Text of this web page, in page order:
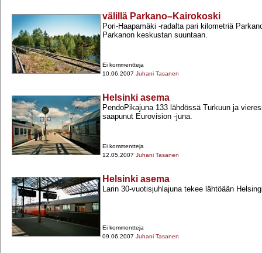
välillä Parkano–Kairokoski
Pori-​Haapamäki -​radalta pari kilometriä
Parkanon keskustan suuntaan.
Ei kommentteja
10.06.2007 Juhani Tasanen
Helsinki asema
PendoPikajuna 133 lähdössä Turkuun ja
saapunut Eurovision -​juna.
Ei kommentteja
12.05.2007 Juhani Tasanen
Helsinki asema
Larin 30-​vuotisjuhlajuna tekee lähtöään
Ei kommentteja
09.06.2007 Juhani Tasanen